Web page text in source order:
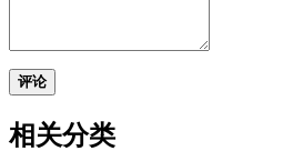
评论
相关分类